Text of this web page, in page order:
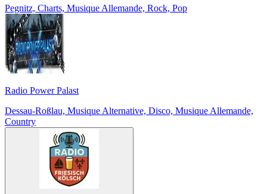
Pegnitz, Charts, Musique Allemande, Rock, Pop
Radio Power Palast
Dessau-Roßlau, Musique Alternative, Disco, Musique Allemande,
Country